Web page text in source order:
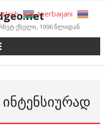
ქსელი, 1996 წლიდან
ᲘᲜᲢᲔᲜᲡᲘᲣᲠᲐᲓ
Azerbaijani